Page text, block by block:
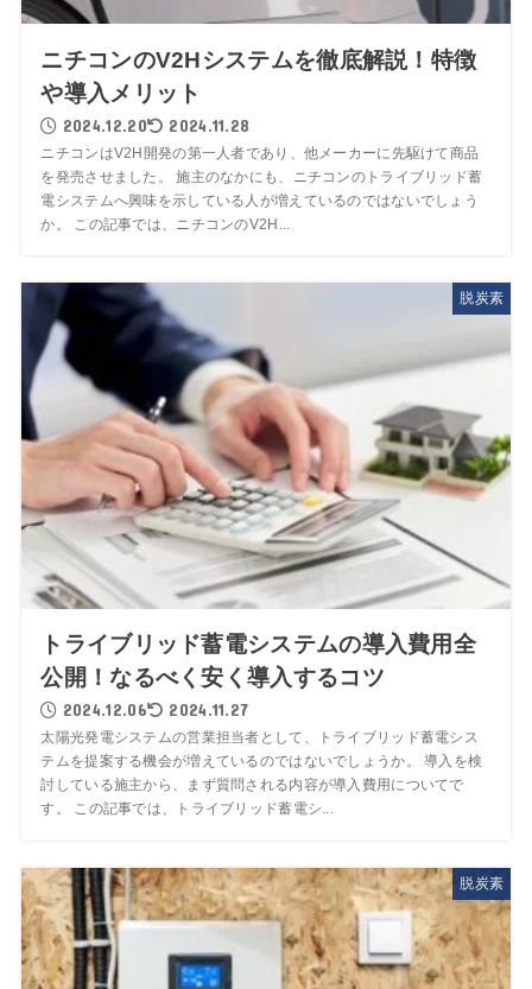
ニチコンのV2Hシステムを徹底解説！特徴
や導入メリット
2024.12.20 2024.11.28
ニチコンはV2H開発の第一人者であり、他メーカーに先駆けて商品
を発売させました。 施主のなかにも、ニチコンのトライブリッド蓄
電システムへ興味を示している人が増えているのではないでしょう
か。 この記事では、ニチコンのV2H...
脱炭素
トライブリッド蓄電システムの導入費用全
公開！なるべく安く導入するコツ
2024.12.06 2024.11.27
太陽光発電システムの営業担当者として、トライブリッド蓄電シス
テムを提案する機会が増えているのではないでしょうか。 導入を検
討している施主から、まず質問される内容が導入費用についてで
す。 この記事では、トライブリッド蓄電シ...
脱炭素